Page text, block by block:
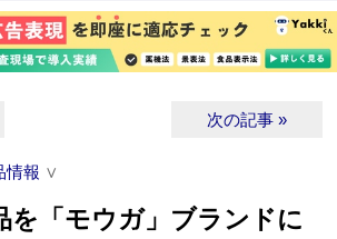
次の記事 »
情報 ∨
を「モウガ」ブランドに